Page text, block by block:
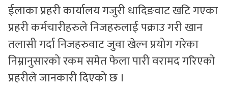
ईलाका प्रहरी कार्यालय गजुरी धादिङवाट खटि गएका
प्रहरी कर्मचारीहरुले निजहरुलाई पक्राउ गरी खान
तलासी गर्दा निजहरुवाट जुवा खेल्न प्रयोग गरेका
निम्नानुसारको रकम समेत फेला पारी वरामद गरिएको
प्रहरीले जानकारी दिएको छ ।